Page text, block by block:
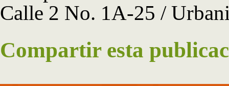
Calle 2 No. 1A-25 /
Compartir esta